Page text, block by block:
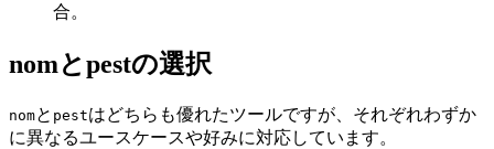
合。
nomとpestの選択
nomと pestはどちらも優れたツールですが、それぞれわずか
に異なるユースケースや好みに対応しています。